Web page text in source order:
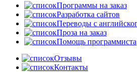
Программы на заказ
Разработка сайтов
Переводы с
Проза на заказ
Помощь программиста
Отзывы
Контакты